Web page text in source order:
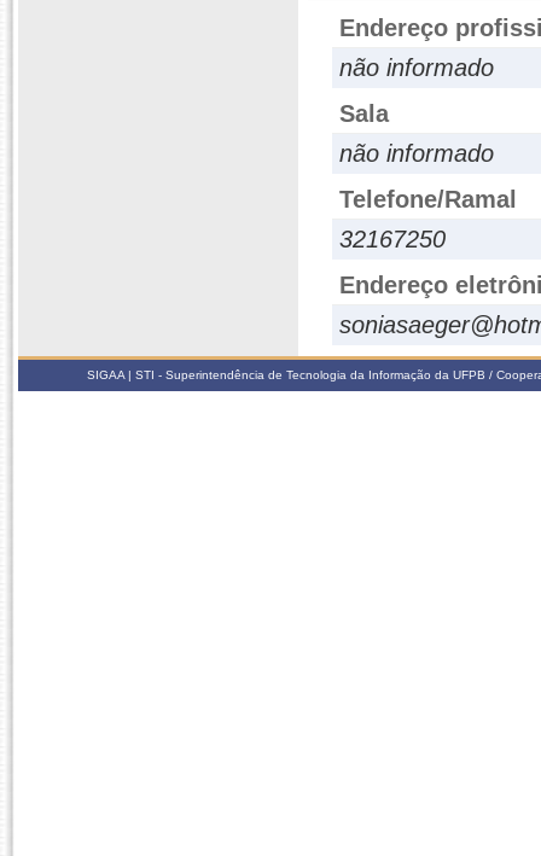
Endereço
não informado
Sala
não informado
Telefone/Ramal
32167250
Endereço
SIGAA | STI - Superintendência de Tecnologia da Informação da UFPB /